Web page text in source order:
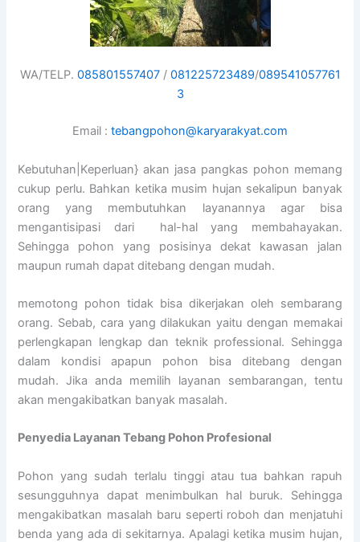
WA/TELP. 085801557407/ 081225723489/089541057761
3
Email : tebangpohon@karyarakyat.com
Kebutuhan|Keperluan} akan jasa pangkas pohon memang
cukup perlu. Bahkan ketika musim hujan sekalipun banyak
orang yang membutuhkan layanannya agar bisa
mengantisipasi dari hal-hal yang membahayakan.
Sehingga pohon yang posisinya dekat kawasan jalan
maupun rumah dapat ditebang dengan mudah.
memotong pohon tidak bisa dikerjakan oleh sembarang
orang. Sebab, cara yang dilakukan yaitu dengan memakai
perlengkapan lengkap dan teknik professional. Sehingga
dalam kondisi apapun pohon bisa ditebang dengan
mudah. Jika anda memilih layanan sembarangan, tentu
akan mengakibatkan banyak masalah.
Penyedia Layanan Tebang Pohon Profesional
Pohon yang sudah terlalu tinggi atau tua bahkan rapuh
sesungguhnya dapat menimbulkan hal buruk. Sehingga
mengakibatkan masalah baru seperti roboh dan menjatuhi
benda yang ada di sekitarnya. Apalagi ketika musim hujan,